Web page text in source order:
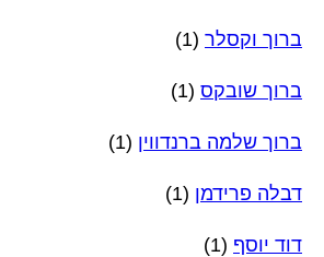
ברוך וקסלר (1)
ברוך שובקס (1)
ברוך שלמה ברנדווין (1)
דבלה פרידמן (1)
דוד יוסף (1)